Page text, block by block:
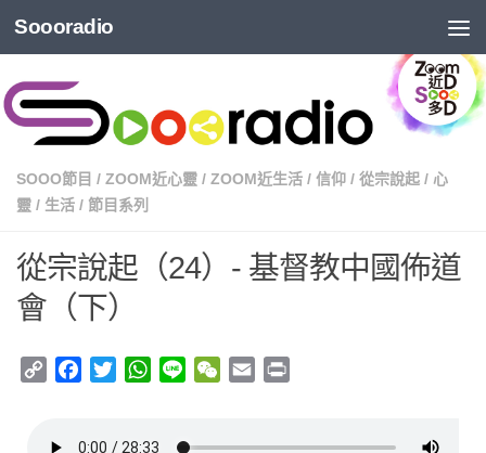
Soooradio
SOOO節目 / ZOOM近心靈 / ZOOM近生活 / 信仰 / 從宗說起 / 心
靈 / 生活 / 節目系列
從宗說起（24）- 基督教中國佈道
會（下）
Copy
Facebook
TwitterWhatsApp
Line WeChat
Email